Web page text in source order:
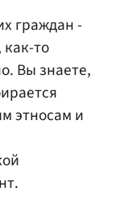
граждан -
то
Вы знаете,
этносам и